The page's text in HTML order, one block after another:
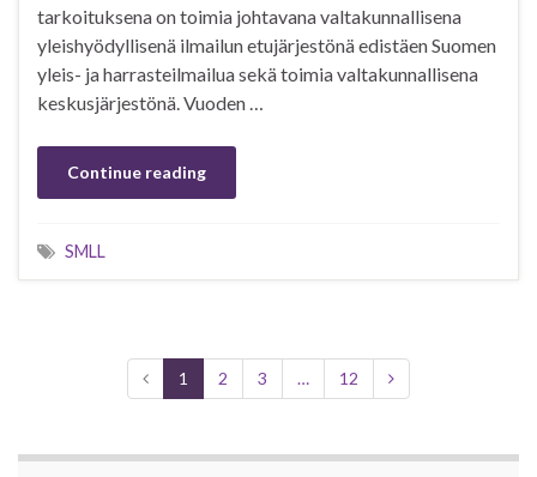
tarkoituksena on toimia johtavana valtakunnallisena
yleishyödyllisenä ilmailun etujärjestönä edistäen Suomen
yleis- ja harrasteilmailua sekä toimia valtakunnallisena
keskusjärjestönä. Vuoden …
Continue reading
SMLL
1 2 3 … 12